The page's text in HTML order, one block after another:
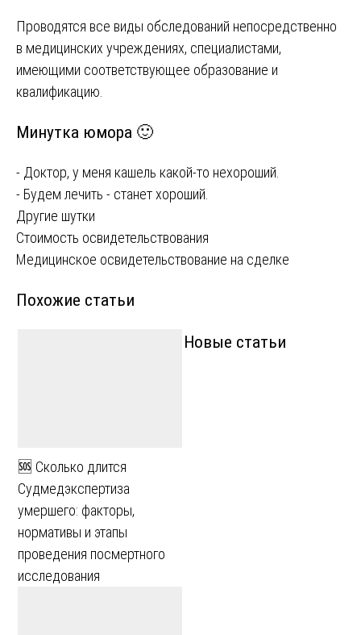
Проводятся все виды обследований непосредственно
в медицинских учреждениях, специалистами,
имеющими соответствующее образование и
квалификацию.
Минутка юмора 🙂
- Доктор, у меня кашель какой-то нехороший.
- Будем лечить - станет хороший.
Другие шутки
Навигация
по
записям
Стоимость освидетельствования
Медицинское освидетельствование на сделке
Похожие статьи
🆘 Сколько длится
Судмедэкспертиза
умершего: факторы,
нормативы и этапы
проведения посмертного
исследования
Новые статьи